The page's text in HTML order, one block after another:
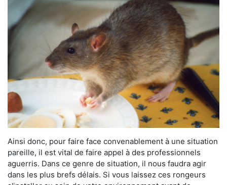
Ainsi donc, pour faire face convenablement à une situation
pareille, il est vital de faire appel à des professionnels
aguerris. Dans ce genre de situation, il nous faudra agir
dans les plus brefs délais. Si vous laissez ces rongeurs